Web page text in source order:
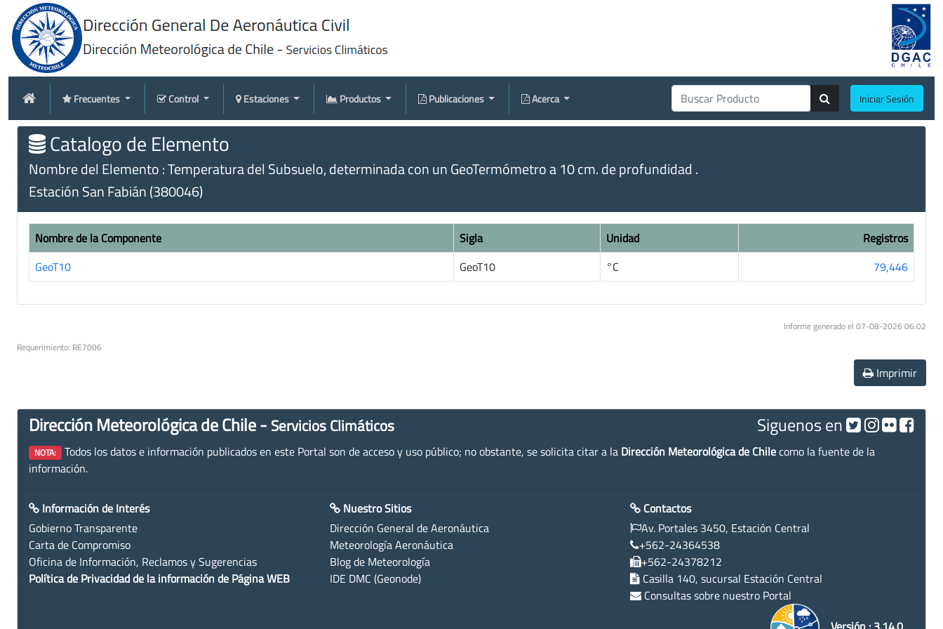
Frecuentes Control Estaciones Productos Publicaciones Acerca Iniciar Sesión
Catalogo de Elemento
Nombre del Elemento : Temperatura del Subsuelo, determinada con un GeoTermómetro a 10 cm. de profundidad .
Estación San Fabián (380046)
Nombre de la Componente Sigla Unidad
Registros
GeoT10
GeoT10 °C 79,446
Informe generado el 07-08-2026 06:02
Requerimiento: RE7006
Imprimir
Dirección Meteorológica de Chile - Servicios Climáticos Siguenos en
NOTA: Todos los datos e información publicados en este Portal son de acceso y uso público; no obstante, se solicita citar a la Dirección Meteorológica de Chilecomo la fuente de la
información.
Información de Interés
Gobierno Transparente
Carta de Compromiso
Oficina de Información, Reclamos y Sugerencias
Política de Privacidad de la información de Página WEB
Nuestro Sitios
Dirección General de Aeronáutica
Meteorología Aeronáutica
Blog de Meteorología
IDE DMC (Geonode)
Contactos
Av. Portales 3450, Estación Central
+562-24364538
+562-24378212
Casilla 140, sucursal Estación Central
Consultas sobre nuestro Portal